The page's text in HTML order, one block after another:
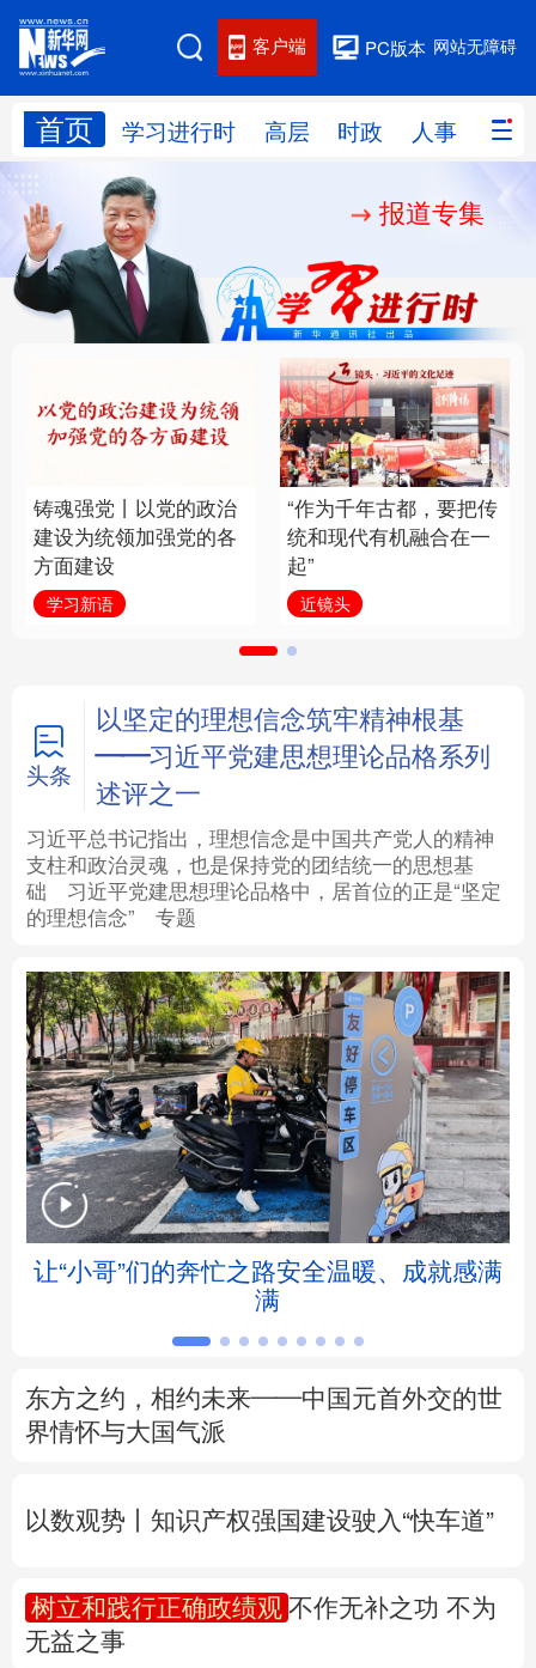
网站无障碍
PC版本
客户端
首页 学习进行时 高层 时政 人事 国际
网站地图
学习进行时 人事
国际 财经 网评
思客智库 全球连线 教育
科技 科创 量子 体育
健康 军事
访谈 视频 图片 政务
学术中国 乡村振兴 银龄 溯源中国
城市 旅游 能源 会展
彩票 娱乐 时尚 悦读
公益 一带一路 亚太网 上市公司
地方频道
北京 天津 河北 山西
辽宁 吉林 上海 江苏
浙江 安徽 福建 江西
四川 贵州
多语种频道
报道专集
铸魂强党丨以党的政治
建设为统领加强党的各
方面建设
学习新语
“作为千年古都，要把传
统和现代有机融合在一
起”
近镜头
头条
以坚定的理想信念筑牢精神根基
——习近平党建思想理论品格系列
述评之一
习近平总书记指出，理想信念是中国共产党人的精神
支柱和政治灵魂，也是保持党的团结统一的思想基
础
习近平党建思想理论品格中，居首位的正是“坚定
的理想信念”
专题
让“小哥”们的奔忙之路安全温暖、成就感满
满
东方之约，相约未来——中国元首外交的世
界情怀与大国气派
以数观势丨知识产权强国建设驶入“快车道”
树立和践行正确政绩观 不作无补之功 不为
无益之事